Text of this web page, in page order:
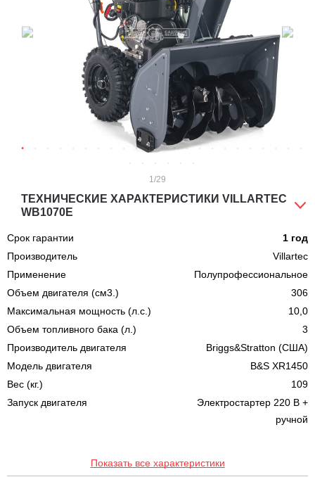
1 /29
ТЕХНИЧЕСКИЕ ХАРАКТЕРИСТИКИ VILLARTEC
WB1070E
Срок гарантии
1 год
Производитель
Villartec
Применение
Полупрофессиональное
Объем двигателя (см3.)
306
Максимальная мощность (л.с.)
10,0
Объем топливного бака (л.)
3
Производитель двигателя
Briggs&Stratton (США)
Модель двигателя
B&S XR1450
Вес (кг.)
109
Запуск двигателя
Электростартер 220 В +
ручной
Показать все характеристики